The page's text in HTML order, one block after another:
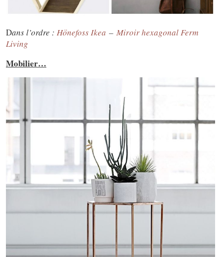
Dans l’ordre : Hönefoss Ikea – Miroir hexagonal Ferm
Living
Mobilier…